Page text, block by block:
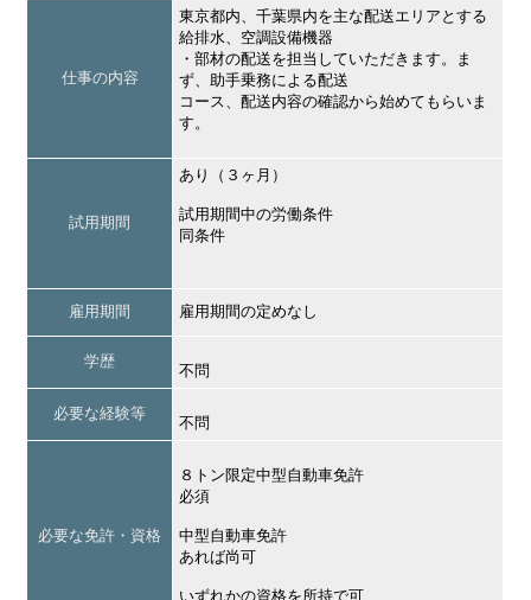
仕事の内容
東京都内、千葉県内を主な配送エリアとする
給排水、空調設備機器
・部材の配送を担当していただきます。ま
ず、助手乗務による配送
コース、配送内容の確認から始めてもらいま
す。
試用期間
あり（３ヶ月）
試用期間中の労働条件
同条件
雇用期間 雇用期間の定めなし
学歴
不問
必要な経験等
不問
必要な免許・資格
８トン限定中型自動車免許
必須
中型自動車免許
あれば尚可
いずれかの資格を所持で可